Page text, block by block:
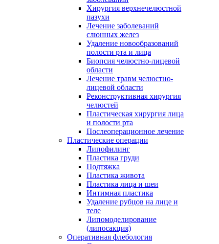
Хирургия верхнечелюстной
пазухи
Лечение заболеваний
слюнных желез
Удаление новообразований
полости рта и лица
Биопсия челюстно-лицевой
области
Лечение травм челюстно-
лицевой области
Реконструктивная хирургия
челюстей
Пластическая хирургия лица
и полости рта
Послеоперационное лечение
Пластические операции
Липофилинг
Пластика груди
Подтяжка
Пластика живота
Пластика лица и шеи
Интимная пластика
Удаление рубцов на лице и
теле
Липомоделирование
(липосакция)
Оперативная флебология